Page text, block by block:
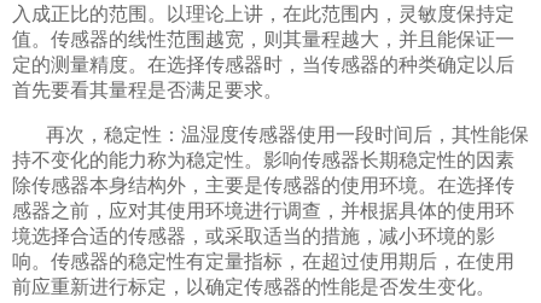
入成正比的范围。以理论上讲，在此范围内，灵敏度保持定
值。传感器的线性范围越宽，则其量程越大，并且能保证一
定的测量精度。在选择传感器时，当传感器的种类确定以后
首先要看其量程是否满足要求。
再次，稳定性：温湿度传感器使用一段时间后，其性能保
持不变化的能力称为稳定性。影响传感器长期稳定性的因素
除传感器本身结构外，主要是传感器的使用环境。在选择传
感器之前，应对其使用环境进行调查，并根据具体的使用环
境选择合适的传感器，或采取适当的措施，减小环境的影
响。传感器的稳定性有定量指标，在超过使用期后，在使用
前应重新进行标定，以确定传感器的性能是否发生变化。